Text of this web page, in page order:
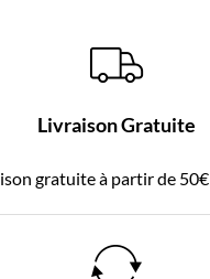
Livraison Gratuite
gratuite à partir de